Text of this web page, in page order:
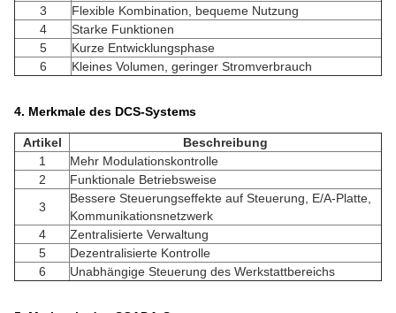
3
Flexible Kombination, bequeme Nutzung
4
Starke Funktionen
5
Kurze Entwicklungsphase
6
Kleines Volumen, geringer Stromverbrauch
4. Merkmale des DCS-Systems
Artikel
Beschreibung
1
Mehr Modulationskontrolle
2
Funktionale Betriebsweise
3
Bessere Steuerungseffekte auf Steuerung, E/A-Platte,
Kommunikationsnetzwerk
4
Zentralisierte Verwaltung
5
Dezentralisierte Kontrolle
6
Unabhängige Steuerung des Werkstattbereichs